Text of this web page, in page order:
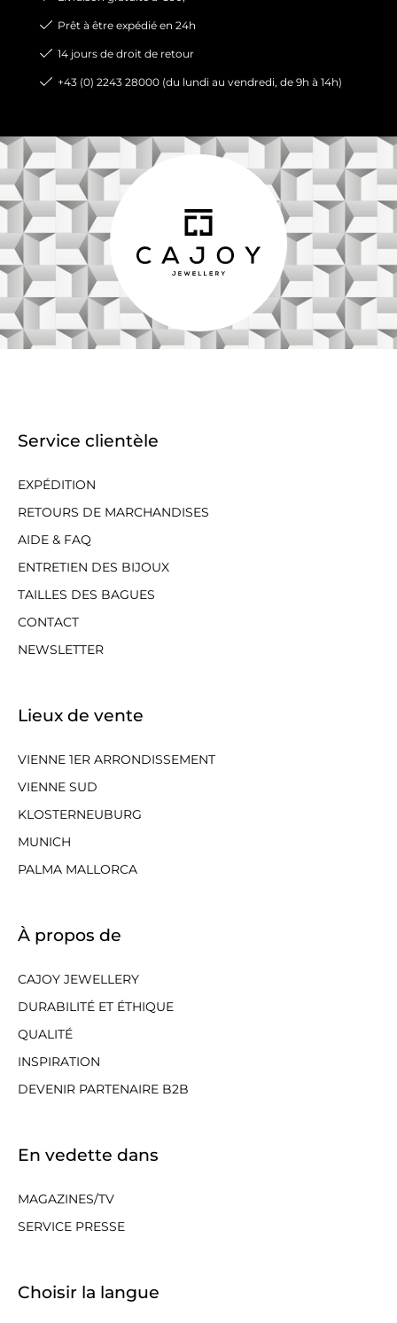
Prêt à être expédié en 24h
14 jours de droit de retour
+43 (0) 2243 28000 (du lundi au vendredi, de 9h à 14h)
Service clientèle
EXPÉDITION
RETOURS DE MARCHANDISES
AIDE & FAQ
ENTRETIEN DES BIJOUX
TAILLES DES BAGUES
CONTACT
NEWSLETTER
Lieux de vente
VIENNE 1ER ARRONDISSEMENT
VIENNE SUD
KLOSTERNEUBURG
MUNICH
PALMA MALLORCA
À propos de
CAJOY JEWELLERY
DURABILITÉ ET ÉTHIQUE
QUALITÉ
INSPIRATION
DEVENIR PARTENAIRE B2B
En vedette dans
MAGAZINES/TV
SERVICE PRESSE
Choisir la langue